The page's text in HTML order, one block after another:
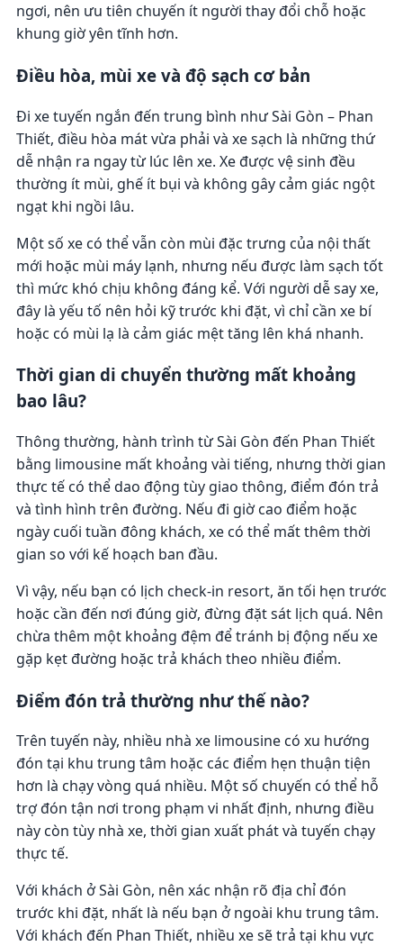
ngơi, nên ưu tiên chuyến ít người thay đổi chỗ hoặc
khung giờ yên tĩnh hơn.
Điều hòa, mùi xe và độ sạch cơ bản
Đi xe tuyến ngắn đến trung bình như Sài Gòn – Phan
Thiết, điều hòa mát vừa phải và xe sạch là những thứ
dễ nhận ra ngay từ lúc lên xe. Xe được vệ sinh đều
thường ít mùi, ghế ít bụi và không gây cảm giác ngột
ngạt khi ngồi lâu.
Một số xe có thể vẫn còn mùi đặc trưng của nội thất
mới hoặc mùi máy lạnh, nhưng nếu được làm sạch tốt
thì mức khó chịu không đáng kể. Với người dễ say xe,
đây là yếu tố nên hỏi kỹ trước khi đặt, vì chỉ cần xe bí
hoặc có mùi lạ là cảm giác mệt tăng lên khá nhanh.
Thời gian di chuyển thường mất khoảng
bao lâu?
Thông thường, hành trình từ Sài Gòn đến Phan Thiết
bằng limousine mất khoảng vài tiếng, nhưng thời gian
thực tế có thể dao động tùy giao thông, điểm đón trả
và tình hình trên đường. Nếu đi giờ cao điểm hoặc
ngày cuối tuần đông khách, xe có thể mất thêm thời
gian so với kế hoạch ban đầu.
Vì vậy, nếu bạn có lịch check-in resort, ăn tối hẹn trước
hoặc cần đến nơi đúng giờ, đừng đặt sát lịch quá. Nên
chừa thêm một khoảng đệm để tránh bị động nếu xe
gặp kẹt đường hoặc trả khách theo nhiều điểm.
Điểm đón trả thường như thế nào?
Trên tuyến này, nhiều nhà xe limousine có xu hướng
đón tại khu trung tâm hoặc các điểm hẹn thuận tiện
hơn là chạy vòng quá nhiều. Một số chuyến có thể hỗ
trợ đón tận nơi trong phạm vi nhất định, nhưng điều
này còn tùy nhà xe, thời gian xuất phát và tuyến chạy
thực tế.
Với khách ở Sài Gòn, nên xác nhận rõ địa chỉ đón
trước khi đặt, nhất là nếu bạn ở ngoài khu trung tâm.
Với khách đến Phan Thiết, nhiều xe sẽ trả tại khu vực